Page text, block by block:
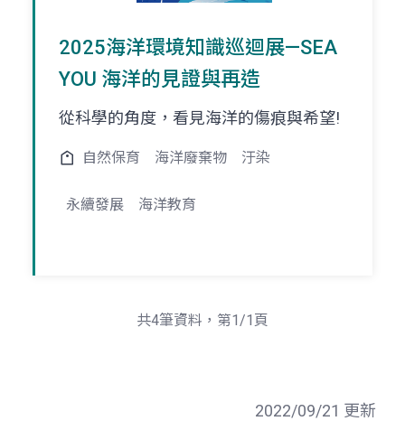
2025海洋環境知識巡迴展—SEA
YOU 海洋的見證與再造
從科學的角度，看見海洋的傷痕與希望!
自然保育 海洋廢棄物 汙染
永續發展 海洋教育
共4筆資料，第1/1頁
2022/09/21 更新